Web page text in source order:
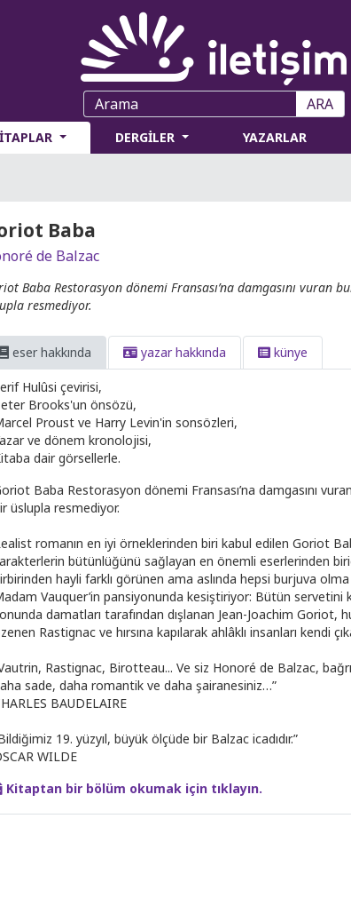
ARA
DERGİLER YAZARLAR
Baba
de Balzac
Baba Restorasyon dönemi Fransası’na damgasını
resmediyor.
eser hakkında yazar hakkında künye
Hulûsi çevirisi,
Brooks'un önsözü,
Proust ve Harry Levin'in sonsözleri,
ve dönem kronolojisi,
dair görsellerle.
Baba Restorasyon dönemi Fransası’na damgasını
üslupla resmediyor.
romanın en iyi örneklerinden biri kabul edilen Goriot
bütünlüğünü sağlayan en önemli eserlerinden
hayli farklı görünen ama aslında hepsi burjuva
Vauquer’in pansiyonunda kesiştiriyor: Bütün servetini
damatları tarafından dışlanan Jean-Joachim Goriot,
Rastignac ve hırsına kapılarak ahlâklı insanları kendi
Rastignac, Birotteau... Ve siz Honoré de Balzac,
sade, daha romantik ve daha şairanesiniz…”
BAUDELAIRE
19. yüzyıl, büyük ölçüde bir Balzac icadıdır.”
WILDE
Kitaptan bir bölüm okumak için tıklayın.